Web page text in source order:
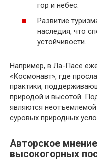
гор и небес.
Развитие
наследия, что
устойчивости.
Например, в Ла-Пасе
«Космонавт», где
практики,
природой и высотой.
являются
суровых природных
Авторское
высокогорных